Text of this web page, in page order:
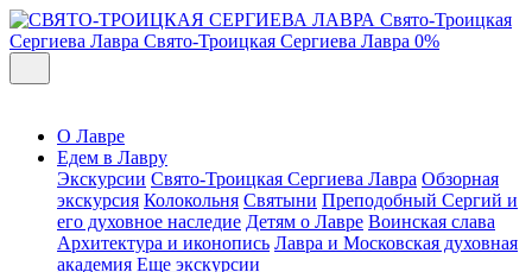
Свято-Троицкая
Сергиева Лавра Свято-Троицкая Сергиева Лавра 0%
О Лавре
Едем в Лавру
Экскурсии Свято-Троицкая Сергиева Лавра Обзорная
экскурсия Колокольня Святыни Преподобный Сергий и
его духовное наследие Детям о Лавре Воинская слава
Архитектура и иконопись Лавра и Московская духовная
академия Еще экскурсии